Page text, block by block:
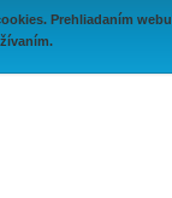
Prehliadaním webu